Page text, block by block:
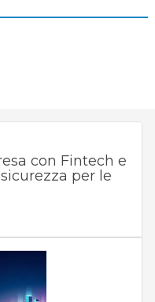
con Fintech e
per le